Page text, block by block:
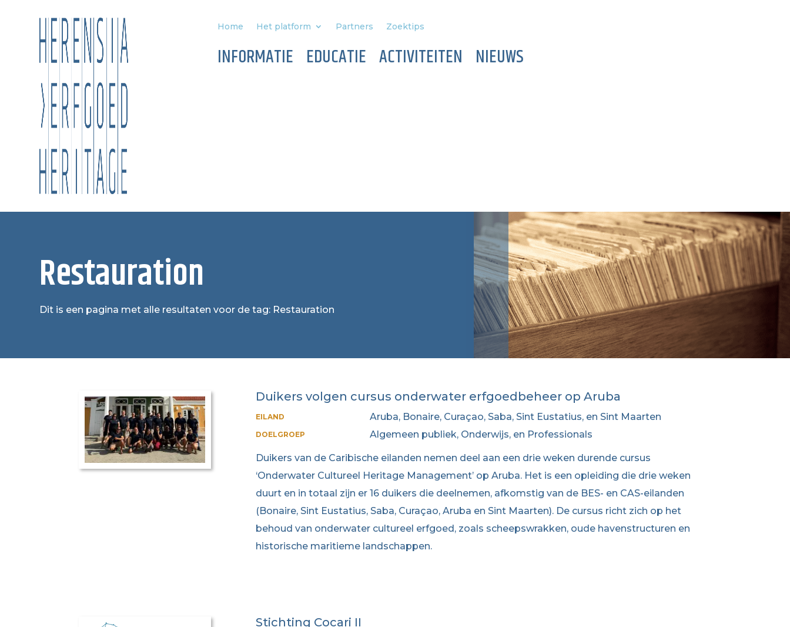
Home Het platform Partners Zoektips
INFORMATIE EDUCATIE ACTIVITEITEN NIEUWS
Restauration
Dit is een pagina met alle resultaten voor de tag: Restauration
Duikers volgen cursus onderwater erfgoedbeheer op Aruba
EILAND Aruba, Bonaire, Curaçao, Saba, Sint Eustatius, en Sint Maarten
DOELGROEP Algemeen publiek, Onderwijs, en Professionals
Duikers van de Caribische eilanden nemen deel aan een drie weken durende cursus
‘Onderwater Cultureel Heritage Management’ op Aruba. Het is een opleiding die drie weken
duurt en in totaal zijn er 16 duikers die deelnemen, afkomstig van de BES- en CAS-eilanden
(Bonaire, Sint Eustatius, Saba, Curaçao, Aruba en Sint Maarten). De cursus richt zich op het
behoud van onderwater cultureel erfgoed, zoals scheepswrakken, oude havenstructuren en
historische maritieme landschappen.
Stichting Cocari II